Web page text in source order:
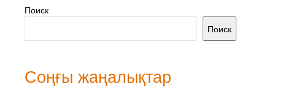
Поиск
Поиск
Соңғы жаңалықтар